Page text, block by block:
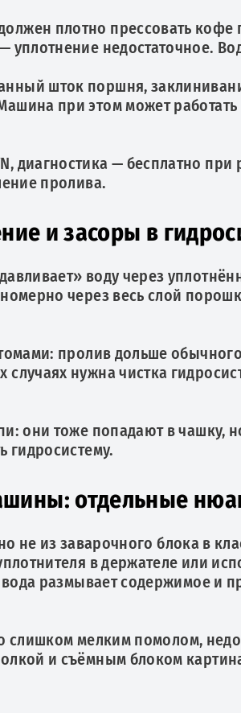
плотно прессовать
уплотнение недостаточное.
шток поршня,
при этом может
диагностика — бесплатно
пролива.
и засоры в
воду через
через весь слой
пролив дольше
нужна чистка
они тоже попадают в чашку,
гидросистему.
отдельные
не из заварочного блока в
в держателе или
размывает содержимое и
слишком мелким помолом,
и съёмным блоком